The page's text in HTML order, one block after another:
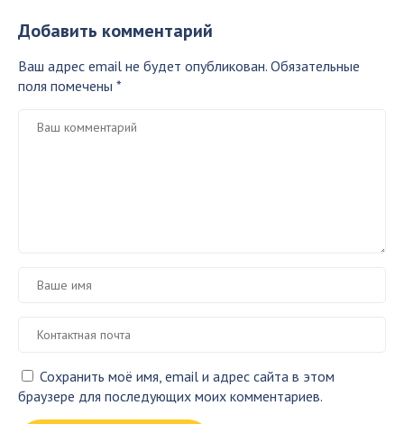
Добавить комментарий
Ваш адрес email не будет опубликован. Обязательные
поля помечены *
Сохранить моё имя, email и адрес сайта в этом
браузере для последующих моих комментариев.